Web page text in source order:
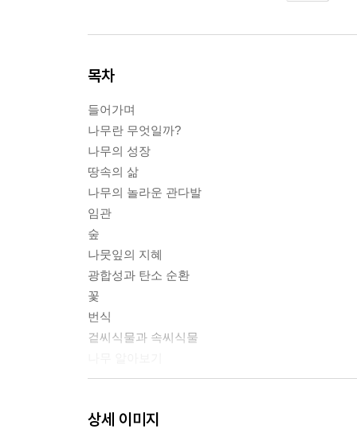
목차
들어가며
나무란 무엇일까?
나무의 성장
땅속의 삶
나무의 놀라운 관다발
임관
숲
나뭇잎의 지혜
광합성과 탄소 순환
꽃
번식
겉씨식물과 속씨식물
상세 이미지